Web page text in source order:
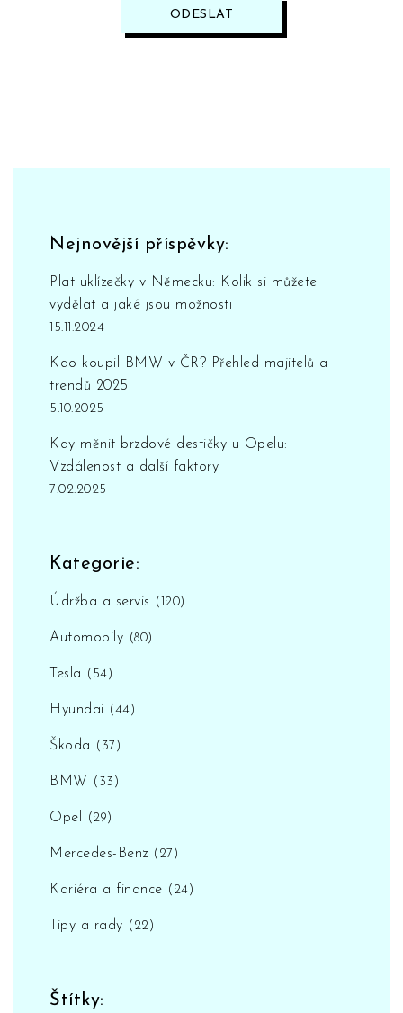
ODESLAT
Nejnovější příspěvky:
Plat uklízečky v Německu: Kolik si můžete
vydělat a jaké jsou možnosti
15.11.2024
Kdo koupil BMW v ČR? Přehled majitelů a
trendů 2025
5.10.2025
Kdy měnit brzdové destičky u Opelu:
Vzdálenost a další faktory
7.02.2025
Kategorie:
Údržba a servis (120)
Automobily (80)
Tesla (54)
Hyundai (44)
Škoda (37)
BMW (33)
Opel (29)
Mercedes-Benz (27)
Kariéra a finance (24)
Tipy a rady (22)
Štítky: